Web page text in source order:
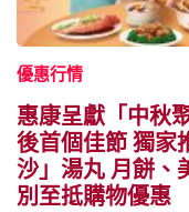
優惠行情
惠康呈獻「中秋
後首個佳節 獨家
沙」湯丸 月餅、
別至抵購物優惠